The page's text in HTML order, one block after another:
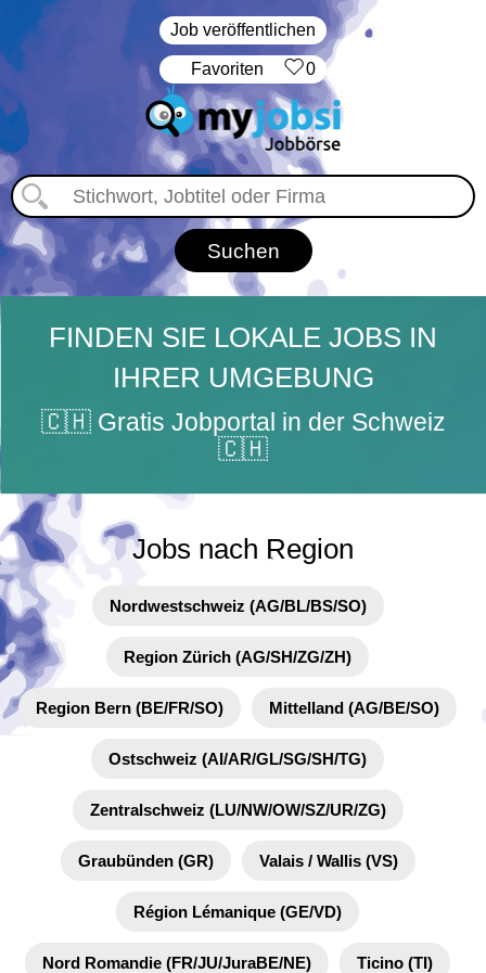
Job veröffentlichen
‏Favoriten 0
FINDEN SIE LOKALE JOBS IN
IHRER UMGEBUNG
🇨🇭 Gratis Jobportal in der Schweiz
🇨🇭
Jobs nach Region
Nordwestschweiz (AG/BL/BS/SO)
Region Zürich (AG/SH/ZG/ZH)
Region Bern (BE/FR/SO) Mittelland (AG/BE/SO)
Ostschweiz (AI/AR/GL/SG/SH/TG)
Zentralschweiz (LU/NW/OW/SZ/UR/ZG)
Graubünden (GR) Valais / Wallis (VS)
Région Lémanique (GE/VD)
Nord Romandie (FR/JU/JuraBE/NE) Ticino (TI)